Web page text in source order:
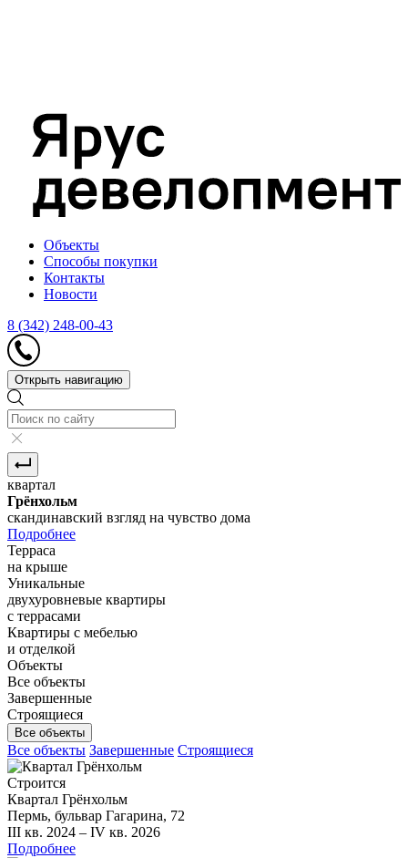
Объекты
Способы покупки
Контакты
Новости
8 (342) 248-00-43
Открыть навигацию
квартал
Грёнхольм
скандинавский взгляд на чувство дома
Подробнее
Терраса
на крыше
Уникальные
двухуровневые квартиры
с террасами
Квартиры с мебелью
и отделкой
Объекты
Все объекты
Завершенные
Строящиеся
Все объекты
Все объекты Завершенные Строящиеся
Строится
Квартал Грёнхольм
Пермь, бульвар Гагарина, 72
III кв. 2024 – IV кв. 2026
Подробнее